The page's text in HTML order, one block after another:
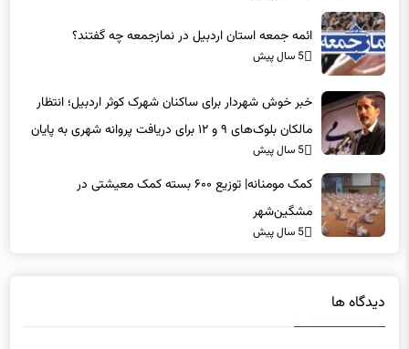
ائمه جمعه استان اردبیل در نمازجمعه چه گفتند؟
5 سال پیش
خبر خوش شهردار برای ساکنان شهرک کوثر اردبیل؛ انتظار
مالکان بلوک‌های ۹ و ۱۲ برای دریافت پروانه شهری به پایان
می‌رسد
5 سال پیش
کمک مومنانه| توزیع ۶۰۰ بسته کمک معیشتی در
مشگین‌شهر
5 سال پیش
دیدگاه ها